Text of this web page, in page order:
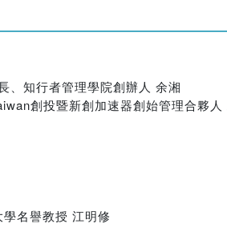
、知行者管理學院創辦人 余湘
創投暨新創加速器創始管理合夥人
名譽教授 江明修